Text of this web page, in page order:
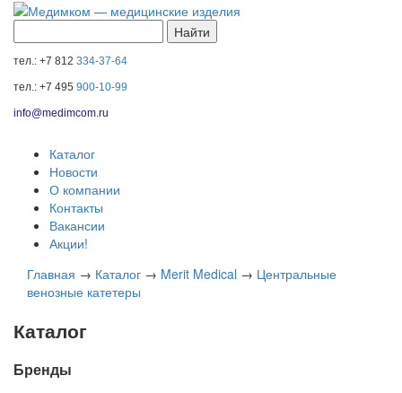
тел.: +7 812 334-37-64
тел.: +7 495 900-10-99
info@medimcom.ru
Каталог
Новости
О компании
Контакты
Вакансии
Акции!
Главная → Каталог → Merit Medical → Центральные
венозные катетеры
Каталог
Бренды